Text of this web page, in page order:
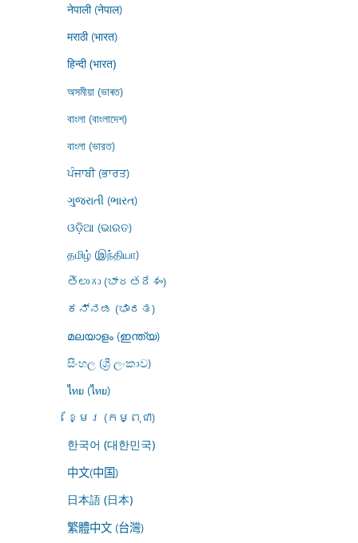
नेपाली (नेपाल)
मराठी (भारत)
हिन्दी (भारत)
অসমীয়া (ভাৰত)
বাংলা (বাংলাদেশ)
বাংলা (ভারত)
ਪੰਜਾਬੀ (ਭਾਰਤ)
ગુજરાતી (ભારત)
ଓଡ଼ିଆ (ଭାରତ)
தமிழ் (இந்தியா)
తెలుగు (భారతదేశం)
ಕನ್ನಡ (ಭಾರತ)
മലയാളം (ഇന്ത്യ)
සිංහල (ශ්‍රී ලංකාව)
ไทย (ไทย)
ខ្មែរ (កម្ពុជា)
한국어 (대한민국)
中文(中国)
日本語 (日本)
繁體中文 (台灣)